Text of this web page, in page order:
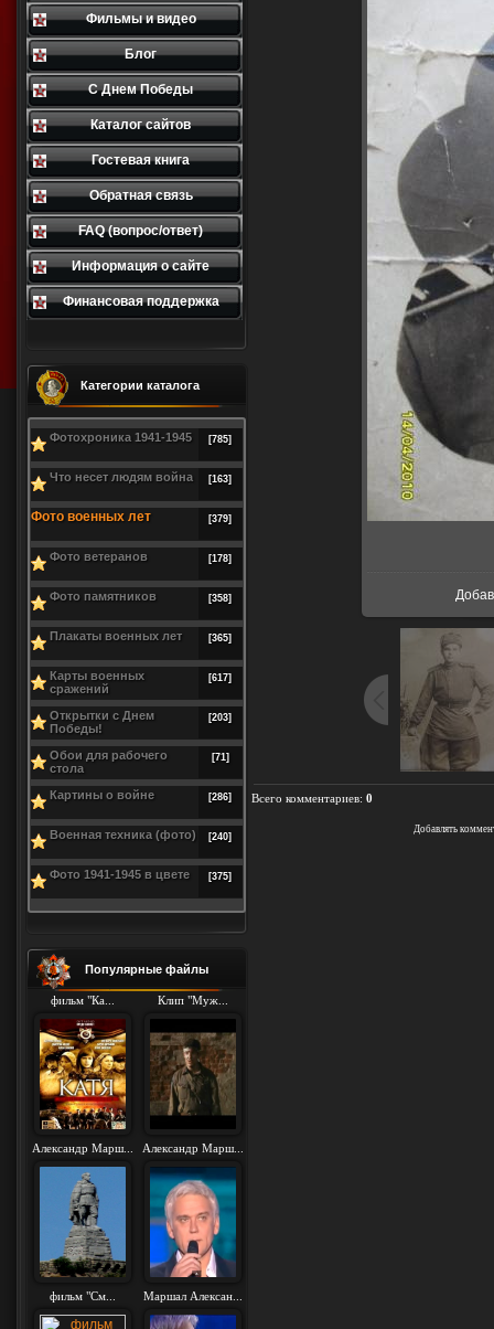
Фильмы и видео
Блог
С Днем Победы
Каталог сайтов
Гостевая книга
Обратная связь
FAQ (вопрос/ответ)
Информация о сайте
Финансовая поддержка
Категории каталога
Фотохроника 1941-1945 [785]
Что несет людям война [163]
Фото военных лет [379]
Фото ветеранов [178]
Фото памятников [358]
Плакаты военных лет [365]
Карты военных
сражений
[617]
Открытки с Днем
Победы!
[203]
Обои для рабочего
стола
[71]
Картины о войне [286]
Военная техника (фото) [240]
Фото 1941-1945 в цвете [375]
Популярные файлы
фильм "Ка... Клип "Муж...
Александр Марш... Александр Марш...
фильм "См... Маршал Алексан...
Всего комментариев: 0
Добавлять